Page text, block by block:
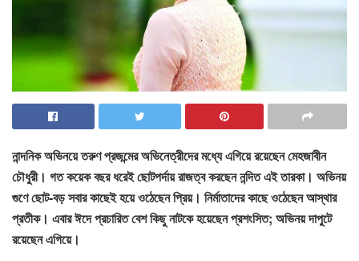
নান্দনিক অভিনয়ে তরুণ প্রজন্মের অভিনেত্রীদের মধ্যে এগিয়ে রয়েছেন মেহজাবীন
চৌধুরী। গত কয়েক বছর ধরেই ছোটপর্দায় রাজত্ব করছেন নন্দিত এই তারকা। অভিনয়
গুণে ছোট-বড় সবার কাছেই হয়ে ওঠেছেন প্রিয়। নির্মাতাদের কাছে ওঠেছেন আস্থার
প্রতীক। এবার ঈদে প্রচারিত বেশ কিছু নাটকে হয়েছেন প্রশংসিত; অভিনয় দাপুটে
রয়েছেন এগিয়ে।